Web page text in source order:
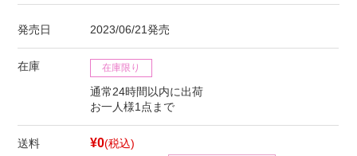
発売日 2023/06/21発売
在庫 在庫限り
通常24時間以内に出荷
お一人様1点まで
送料 ¥0(税込)